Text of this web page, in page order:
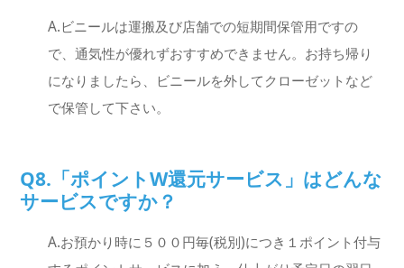
A.ビニールは運搬及び店舗での短期間保管用ですの
で、通気性が優れずおすすめできません。お持ち帰り
になりましたら、ビニールを外してクローゼットなど
で保管して下さい。
Q8.「ポイントW還元サービス」はどんな
サービスですか？
A.お預かり時に５００円毎(税別)につき１ポイント付与